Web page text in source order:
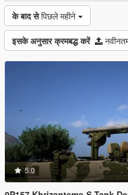
के बाद से पिछले महीने
इसके अनुसार क्रमबद्ध करें
5.0